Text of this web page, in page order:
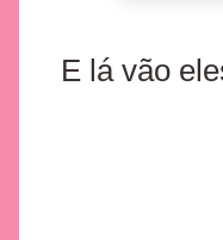
E lá vão